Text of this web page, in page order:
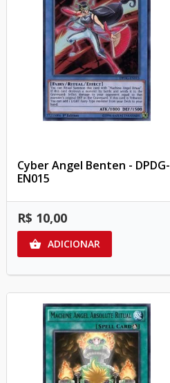
Cyber Angel Benten - DPDG-
EN015
R$ 10,00
 ADICIONAR